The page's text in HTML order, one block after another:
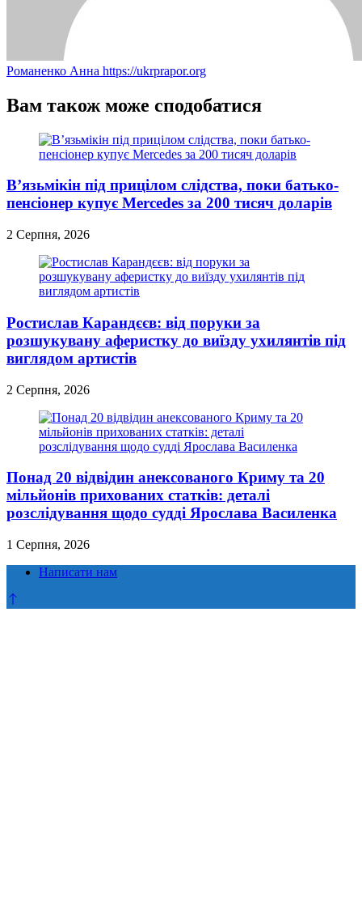
Романенко Анна https://ukrprapor.org
Вам також може сподобатися
В’язьмікін під прицілом слідства, поки батько-
пенсіонер купує Mercedes за 200 тисяч доларів
2 Серпня, 2026
Ростислав Карандєєв: від поруки за
розшукувану аферистку до виїзду ухилянтів під
виглядом артистів
2 Серпня, 2026
Понад 20 відвідин анексованого Криму та 20
мільйонів прихованих статків: деталі
розслідування щодо судді Ярослава Василенка
1 Серпня, 2026
Написати нам
Прокрутка
до